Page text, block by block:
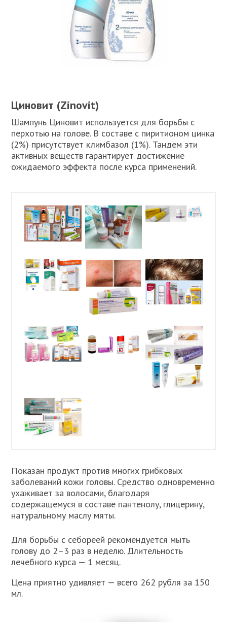
Циновит (Zinovit)
Шампунь Циновит используется для борьбы с
перхотью на голове. В составе с пиритионом цинка
(2%) присутствует климбазол (1%). Тандем эти
активных веществ гарантирует достижение
ожидаемого эффекта после курса применений.
Показан продукт против многих грибковых
заболеваний кожи головы. Средство одновременно
ухаживает за волосами, благодаря
содержащемуся в составе пантенолу, глицерину,
натуральному маслу мяты.
Для борьбы с себореей рекомендуется мыть
голову до 2–3 раз в неделю. Длительность
лечебного курса — 1 месяц.
Цена приятно удивляет — всего 262 рубля за 150
мл.